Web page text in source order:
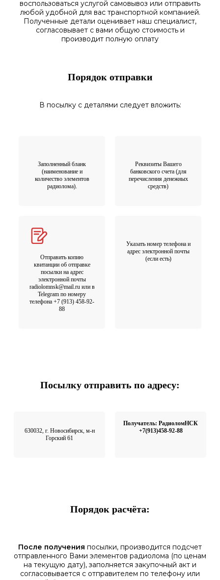
воспользоваться услугой самовывоз или отправить
любой удобной для вас транспортной компанией.
Полученные детали оценивает наш специалист,
согласовываетс вами общую стоимость и
производит полную оплату
Порядок отправки
В посылку с деталями следует вложить:
Заполненный бланк
(наименование и
количество элементов
радиолома).
Реквизиты Вашего
банковского счета (для
перечисления денежных
средств)
Отправить копию
квитанции об отправке
посылки на адрес
электронной почты
radiolomnsk@mail.ru или в
Telegram по номеру
телефона +7 (913) 458-92-
88
Указать номер телефона и
адрес электронной почты
(если есть)
Посылку отправить по адресу:
630032, г. Новосибирск, м-н
Горский 61
Получатель: РадиоломНСК
+7(913)458-92-88
Порядок расчёта:
После получения посылки, производится подсчет
отправленного Вами элементов радиолома (по ценам
на текущую дату), заполняется закупочный акт и
согласовывается с отправителем по телефону или